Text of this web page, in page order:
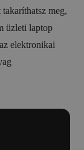
meg,
üzleti laptop
elektronikai